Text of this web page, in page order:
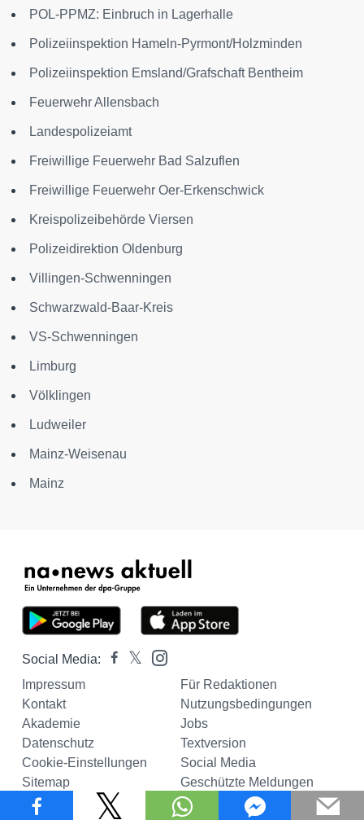
POL-PPMZ: Einbruch in Lagerhalle
Polizeiinspektion Hameln-Pyrmont/Holzminden
Polizeiinspektion Emsland/Grafschaft Bentheim
Feuerwehr Allensbach
Landespolizeiamt
Freiwillige Feuerwehr Bad Salzuflen
Freiwillige Feuerwehr Oer-Erkenschwick
Kreispolizeibehörde Viersen
Polizeidirektion Oldenburg
Villingen-Schwenningen
Schwarzwald-Baar-Kreis
VS-Schwenningen
Limburg
Völklingen
Ludweiler
Mainz-Weisenau
Mainz
Social Media:
Impressum
Für Redaktionen
Kontakt
Nutzungsbedingungen
Akademie
Jobs
Datenschutz
Textversion
Cookie-Einstellungen
Social Media
Sitemap
Geschützte Meldungen